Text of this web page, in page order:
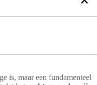
is, maar een fundamenteel